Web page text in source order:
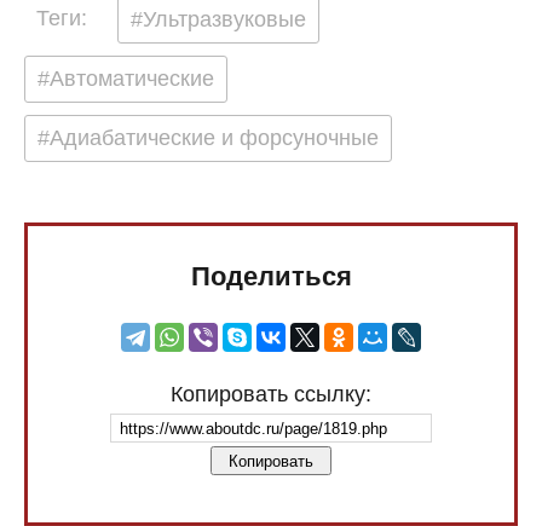
Теги: #Ультразвуковые
#Автоматические
#Адиабатические и форсуночные
Поделиться
Копировать ссылку:
Копировать